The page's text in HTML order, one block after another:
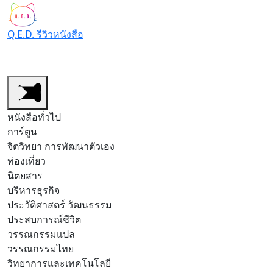
Q.E.D. รีวิวหนังสือ
หนังสือทั่วไป
การ์ตูน
จิตวิทยา การพัฒนาตัวเอง
ท่องเที่ยว
นิตยสาร
บริหารธุรกิจ
ประวัติศาสตร์ วัฒนธรรม
ประสบการณ์ชีวิต
วรรณกรรมแปล
วรรณกรรมไทย
วิทยาการและเทคโนโลยี